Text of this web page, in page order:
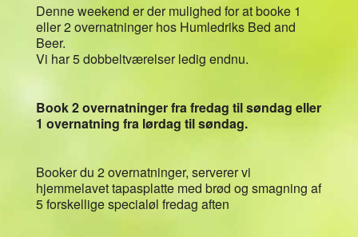
Denne weekend er der mulighed for at booke 1
eller 2 overnatninger hos Humledriks Bed and
Beer.
Vi har 5 dobbeltværelser ledig endnu.
Book 2 overnatninger fra fredag til søndag eller
1 overnatning fra lørdag til søndag.
Booker du 2 overnatninger, serverer vi
hjemmelavet tapasplatte med brød og smagning af
5 forskellige specialøl fredag aften